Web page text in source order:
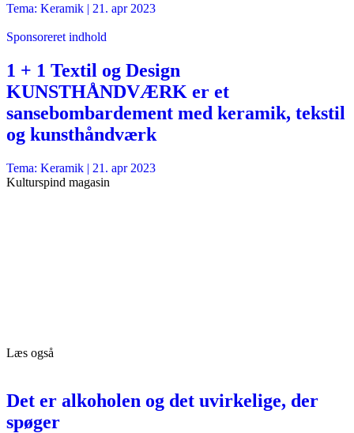
Tema: Keramik | 21. apr 2023
Sponsoreret indhold
1 + 1 Textil og Design
KUNSTHÅNDVÆRK er et
sansebombardement med keramik, tekstil
og kunsthåndværk
Tema: Keramik | 21. apr 2023
Kulturspind magasin
Læs også
Det er alkoholen og det uvirkelige, der
spøger